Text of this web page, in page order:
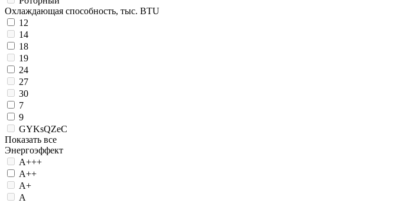
Охлаждающая способность, тыс. BTU
12
14
18
19
24
27
30
7
9
GYKsQZeC
Показать все
Энергоэффект
А+++
А++
А+
А